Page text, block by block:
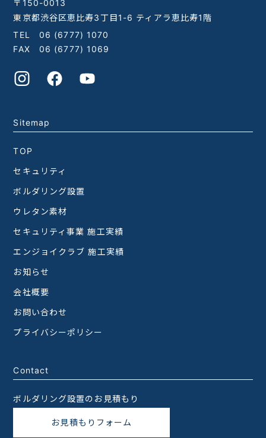
〒150-0013
東京都渋谷区恵比寿3丁目1-6 ティアラ恵比寿1階
TEL 06 (6777) 1070
FAX 06 (6777) 1069
Sitemap
TOP
セキュリティ
ボルダリング設置
ウレタン素材
セキュリティ事業 施工実績
エンジョイクラブ 施工実績
お知らせ
会社概要
お問い合わせ
プライバシーポリシー
Contact
ボルダリング設置のお見積もり
お見積もりフォーム